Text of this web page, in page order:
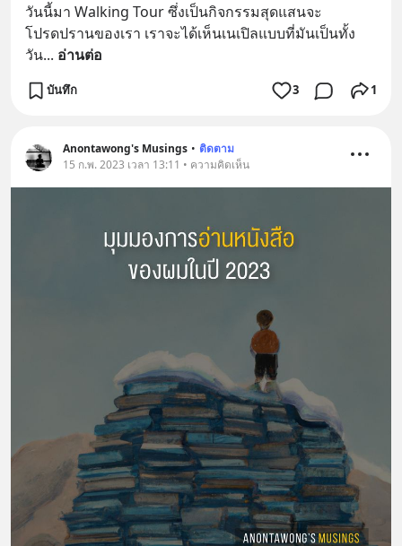
วันนี้มา Walking Tour ซึ่งเป็นกิจกรรมสุดแสนจะ
โปรดปรานของเรา เราจะได้เห็นเนเปิลแบบที่มันเป็นทั้ง
วัน... อ่านต่อ
บันทึก 3 1
Anontawong's Musings • ติดตาม
15 ก.พ. 2023 เวลา 13:11 • ความคิดเห็น